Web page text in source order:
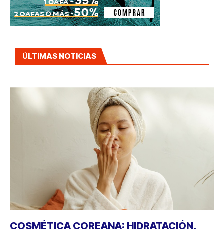
ÚLTIMAS NOTICIAS
COSMÉTICA COREANA: HIDRATACIÓN,